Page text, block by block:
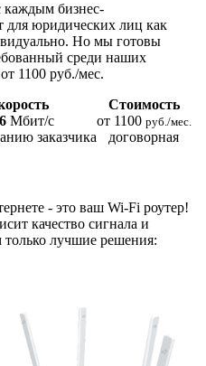
каждым бизнес-
для юридических лиц как
Но мы готовы
среди наших
1100 руб./мес.
Стоимость
6 Мбит/с от 1100 руб./мес.
заказчика договорная
- это ваш Wi-Fi роутер!
качество сигнала и
лучшие решения: